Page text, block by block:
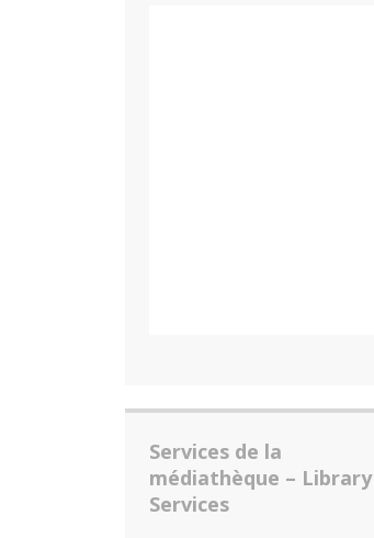
Services de la
médiathèque – Library
Services